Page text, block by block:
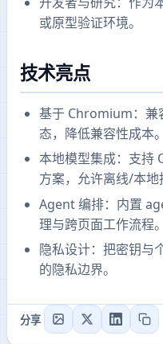
或原型验证环境。
技术亮点
基于 Chromium：兼
态，降低兼容性成本。
本地模型集成：支持
方案，允许离线/本地
Agent 编排：内置
理与跨页面工作流程。
隐私设计：把密钥与
的隐私边界。
分享